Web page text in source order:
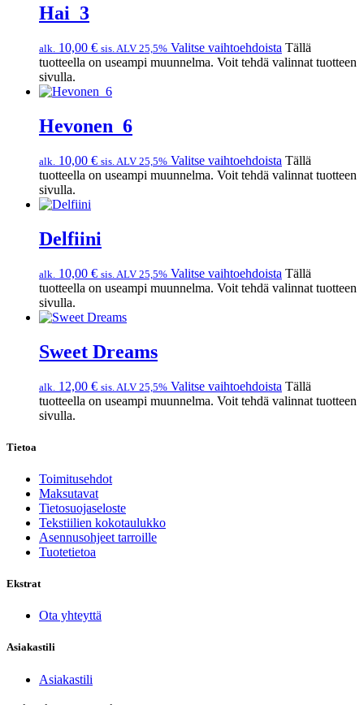
Hai_3
alk. 10,00 € sis. ALV 25,5% Valitse vaihtoehdoista Tällä
tuotteella on useampi muunnelma. Voit tehdä valinnat tuotteen
sivulla.
Hevonen_6
alk. 10,00 € sis. ALV 25,5% Valitse vaihtoehdoista Tällä
tuotteella on useampi muunnelma. Voit tehdä valinnat tuotteen
sivulla.
Delfiini
alk. 10,00 € sis. ALV 25,5% Valitse vaihtoehdoista Tällä
tuotteella on useampi muunnelma. Voit tehdä valinnat tuotteen
sivulla.
Sweet Dreams
alk. 12,00 € sis. ALV 25,5% Valitse vaihtoehdoista Tällä
tuotteella on useampi muunnelma. Voit tehdä valinnat tuotteen
sivulla.
Tietoa
Toimitusehdot
Maksutavat
Tietosuojaseloste
Tekstiilien kokotaulukko
Asennusohjeet tarroille
Tuotetietoa
Ekstrat
Ota yhteyttä
Asiakastili
Asiakastili